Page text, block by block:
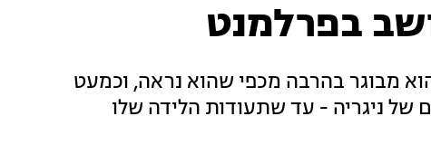
מבוגר בהרבה מכפי שהוא נראה, וכמעט
של ניגריה - עד שתעודות הלידה שלו